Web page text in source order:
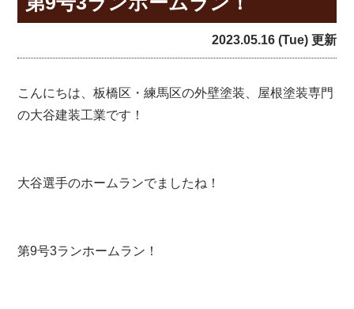
2023.05.16 (Tue) 更新
こんにちは、板橋区・練馬区の外壁塗装、屋根塗装専門
の大谷建装工業です！
大谷選手のホームランでましたね！
第9号3ランホームラン！